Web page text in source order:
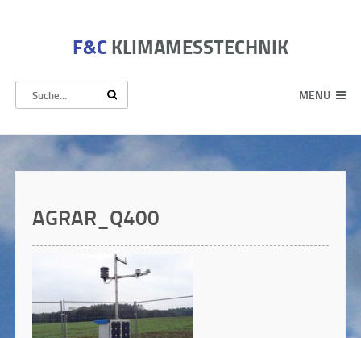
F&C KLIMAMESSTECHNIK
MENÜ
AGRAR_Q400